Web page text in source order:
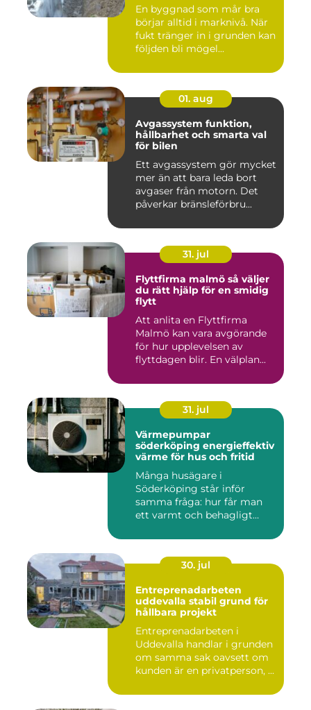
En byggnad som mår bra
börjar alltid i marknivå. När
fukt tränger in i grunden kan
följden bli mögel...
01. aug
Avgassystem funktion,
hållbarhet och smarta val
för bilen
Ett avgassystem gör mycket
mer än att bara leda bort
avgaser från motorn. Det
påverkar bränsleförbru...
31. jul
Flyttfirma malmö så väljer
du rätt hjälp för en smidig
flytt
Att anlita en Flyttfirma
Malmö kan vara avgörande
för hur upplevelsen av
flyttdagen blir. En välplan...
31. jul
Värmepumpar
söderköping energieffektiv
värme för hus och fritid
Många husägare i
Söderköping står inför
samma fråga: hur får man
ett varmt och behagligt
30. jul
Entreprenadarbeten
uddevalla stabil grund för
hållbara projekt
Entreprenadarbeten i
Uddevalla handlar i grunden
om samma sak oavsett om
kunden är en privatperson, ...